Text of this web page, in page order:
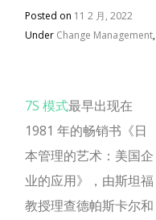
Posted on 11 2 月, 2022
Under Change Management,
7S 模式最早出现在
1981 年的畅销书《日
本管理的艺术：美国企
业的应用》，由斯坦福
教授理查德帕斯卡尔和